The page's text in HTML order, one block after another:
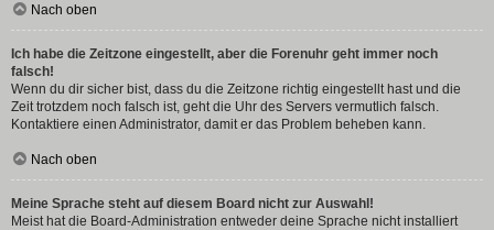
Nach oben
Ich habe die Zeitzone eingestellt, aber die Forenuhr geht immer noch
falsch!
Wenn du dir sicher bist, dass du die Zeitzone richtig eingestellt hast und die
Zeit trotzdem noch falsch ist, geht die Uhr des Servers vermutlich falsch.
Kontaktiere einen Administrator, damit er das Problem beheben kann.
Nach oben
Meine Sprache steht auf diesem Board nicht zur Auswahl!
Meist hat die Board-Administration entweder deine Sprache nicht installiert